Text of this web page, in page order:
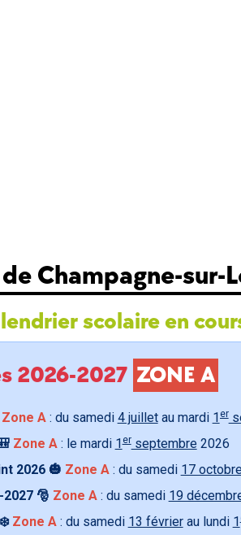
Champagne-sur-
scolaire en
2026-2027 ZONE A
Zone A: du samedi 4 juilletau mardi 1 er
Zone A: le mardi 1erseptembre 2026
2026 🎃 Zone A: du samedi 17 octobre
🎅 Zone A: du samedi 19
Zone A: du samedi 13 févrierau lundi 1